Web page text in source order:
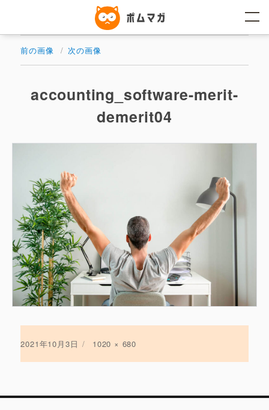
ン
前の画像 次の画像
accounting_software-merit-
demerit04
投
2021年10月3日
フ
ズ
1020 × 680
投